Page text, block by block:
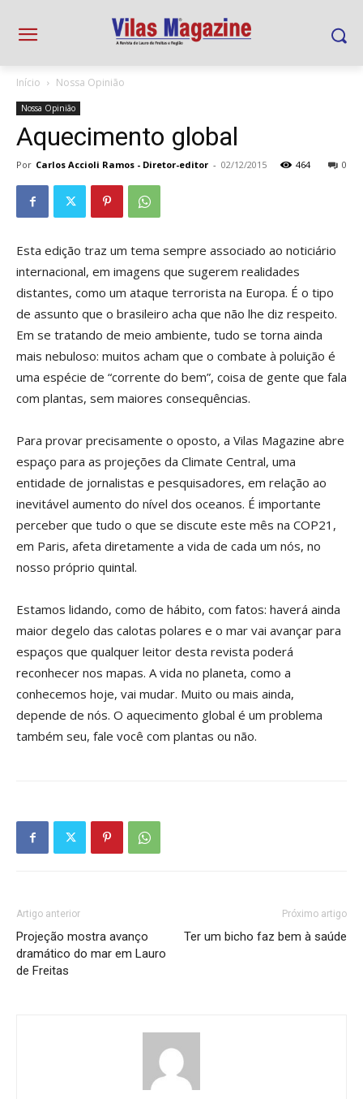
Início Nossa Opinião
Nossa Opinião
Aquecimento global
Por Carlos Accioli Ramos - Diretor-editor - 02/12/2015 0
464
Esta edição traz um tema sempre associado ao noticiário
internacional, em imagens que sugerem realidades
distantes, como um ataque terrorista na Europa. É o tipo
de assunto que o brasileiro acha que não lhe diz respeito.
Em se tratando de meio ambiente, tudo se torna ainda
mais nebuloso: muitos acham que o combate à poluição é
uma espécie de “corrente do bem”, coisa de gente que fala
com plantas, sem maiores consequências.
Para provar precisamente o oposto, a Vilas Magazine abre
espaço para as projeções da Climate Central, uma
entidade de jornalistas e pesquisadores, em relação ao
inevitável aumento do nível dos oceanos. É importante
perceber que tudo o que se discute este mês na COP21,
em Paris, afeta diretamente a vida de cada um nós, no
nosso próprio quintal.
Estamos lidando, como de hábito, com fatos: haverá ainda
maior degelo das calotas polares e o mar vai avançar para
espaços que qualquer leitor desta revista poderá
reconhecer nos mapas. A vida no planeta, como a
conhecemos hoje, vai mudar. Muito ou mais ainda,
depende de nós. O aquecimento global é um problema
também seu, fale você com plantas ou não.
Artigo anterior
Projeção mostra avanço
dramático do mar em Lauro
de Freitas
Próximo artigo
Ter um bicho faz bem à saúde